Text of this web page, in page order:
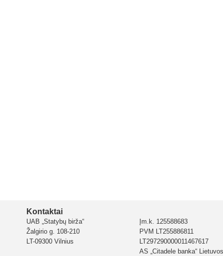
Kontaktai
UAB „Statybų birža“
Žalgirio g. 108-210
LT-09300 Vilnius
Įm.k. 125588683
PVM LT255886811
LT297290000011467617
AS „Citadele banka“